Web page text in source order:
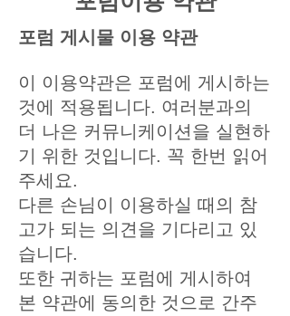
포럼 게시물 이용 약관
이 이용약관은 포럼에 게시하는
것에 적용됩니다. 여러분과의
더 나은 커뮤니케이션을 실현하
기 위한 것입니다. 꼭 한번 읽어
주세요.
다른 손님이 이용하실 때의 참
고가 되는 의견을 기다리고 있
습니다.
또한 귀하는 포럼에 게시하여
본 약관에 동의한 것으로 간주